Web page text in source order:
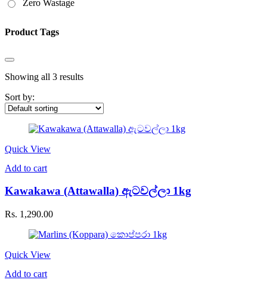
Zero Wastage
Product Tags
Showing all 3 results
Sort by:
Quick View
Add to cart
Kawakawa (Attawalla) ඇටවල්ලා 1kg
Rs. 1,290.00
Quick View
Add to cart